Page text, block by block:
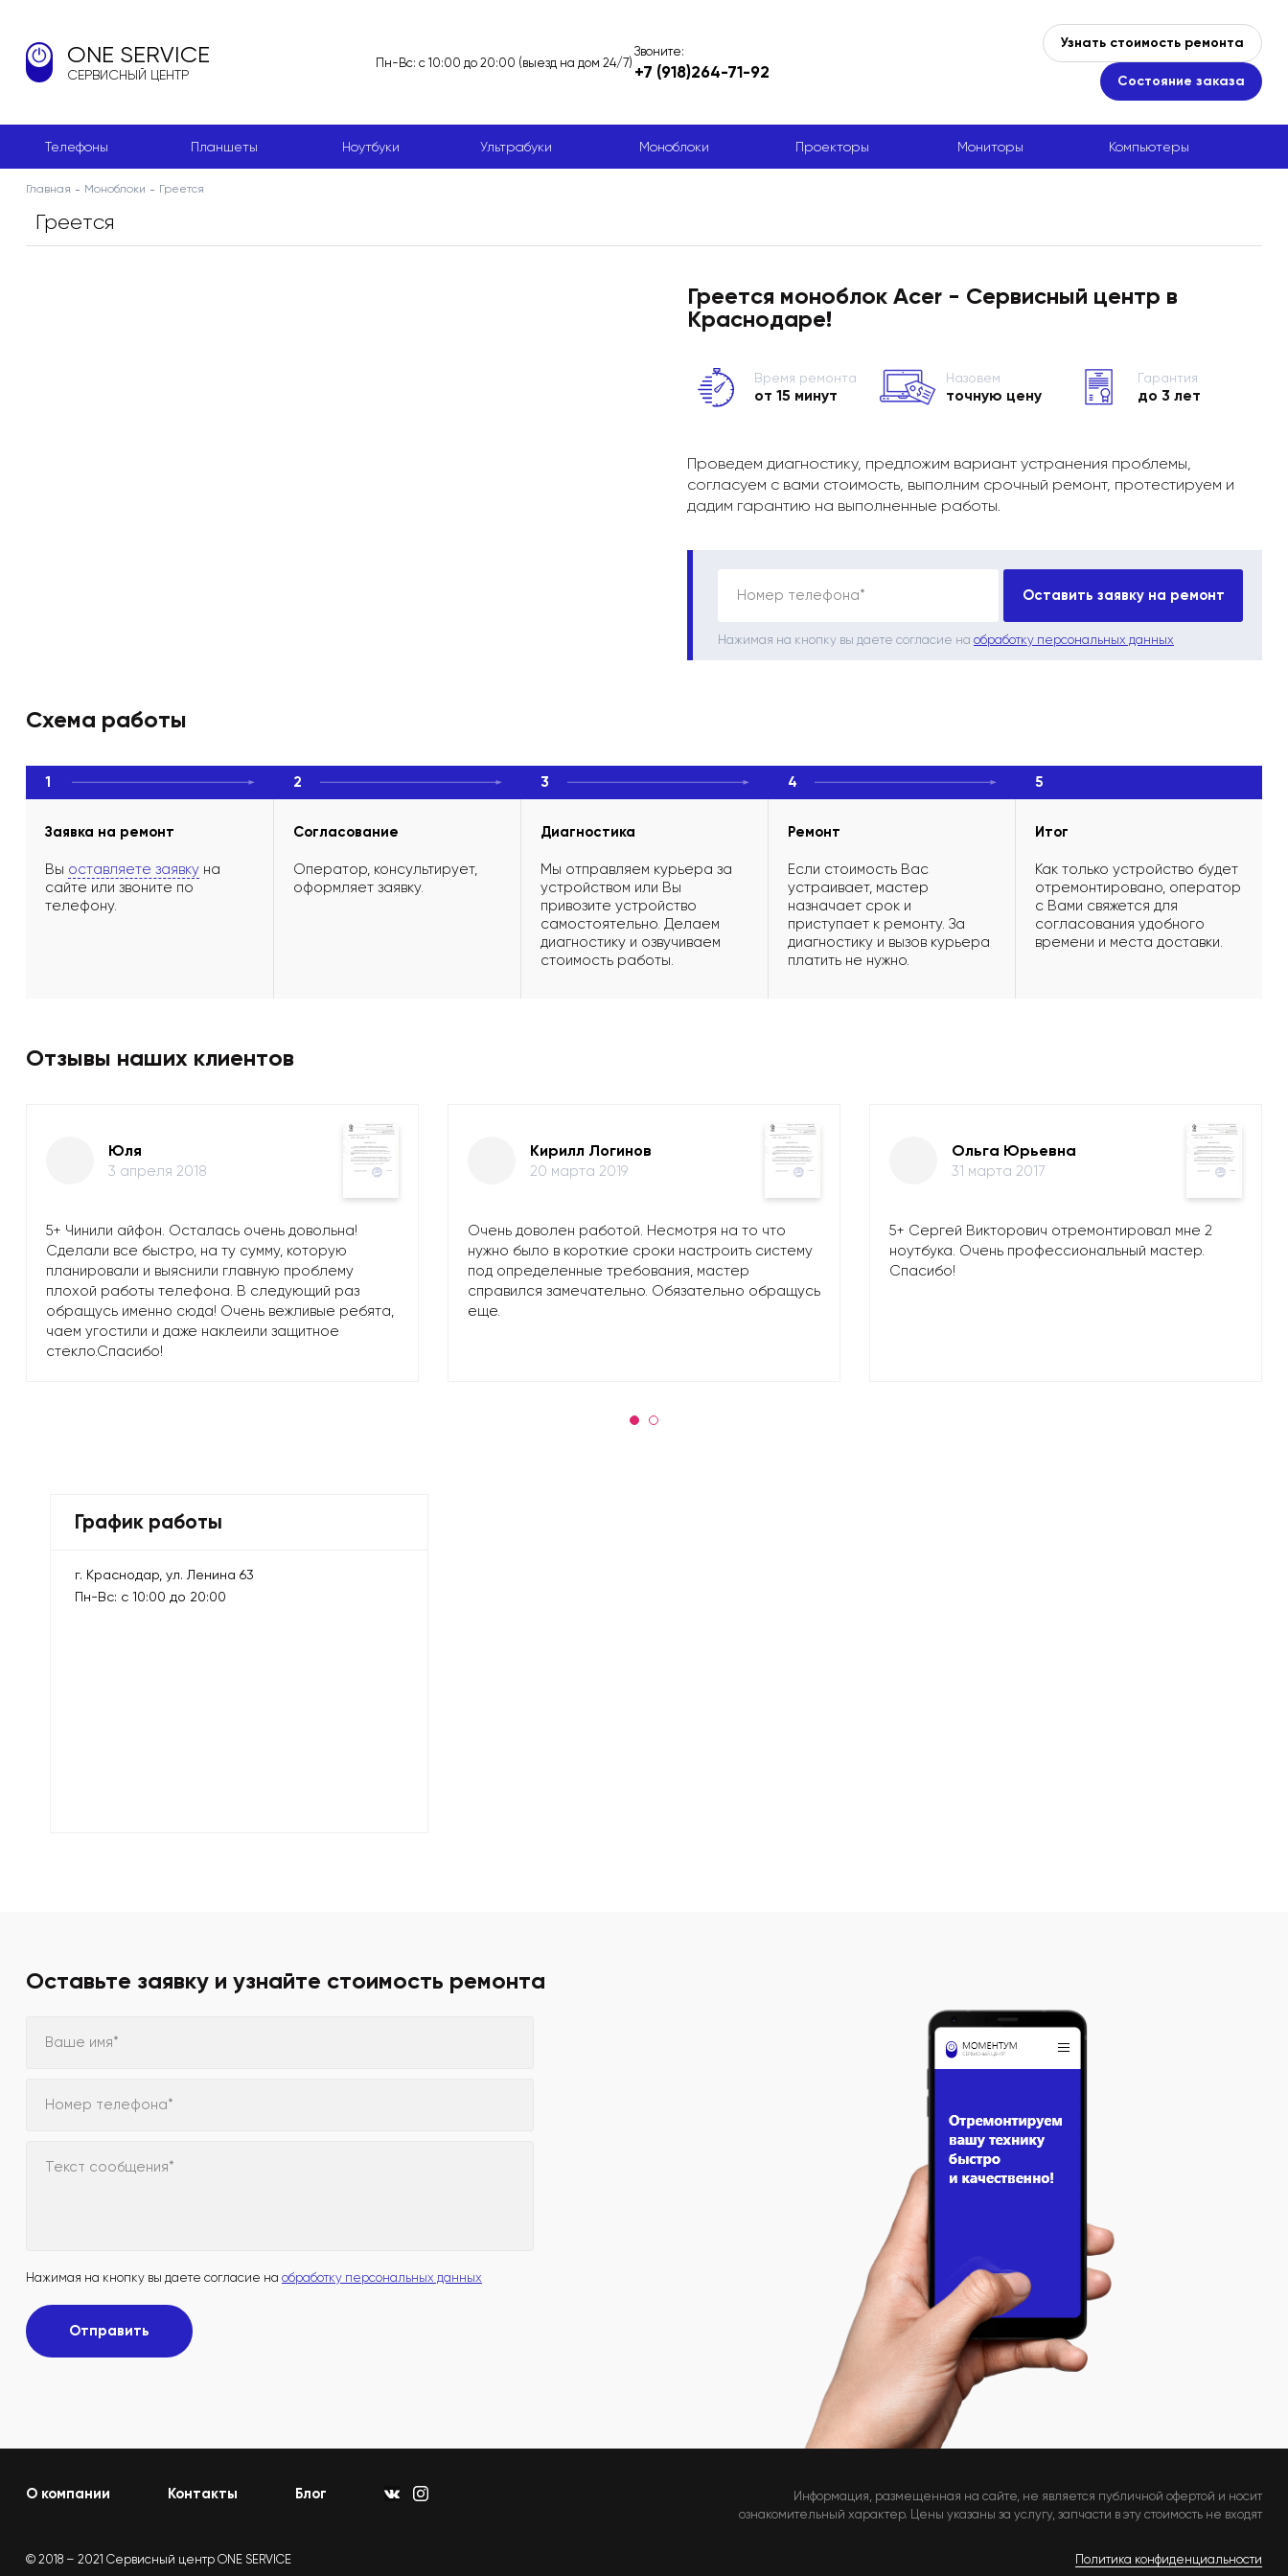
ONE SERVICE
СЕРВИСНЫЙ ЦЕНТР
Пн-Вс: с 10:00 до 20:00 (выезд на дом 24/7)
Звоните:
+7 (918)264-71-92
Узнать стоимость ремонта
Состояние заказа
Телефоны Планшеты Ноутбуки Ультрабуки Моноблоки Проекторы Мониторы Компьютеры
Главная Моноблоки Греется
Греется
Греется моноблок Acer - Сервисный центр в
Краснодаре!
Время ремонта
от 15 минут
Назовем
точную цену
Гарантия
до 3 лет
Проведем диагностику, предложим вариант устранения проблемы,
согласуем с вами стоимость, выполним срочный ремонт, протестируем и
дадим гарантию на выполненные работы.
Номер телефона* Оставить заявку на ремонт
Нажимая на кнопку вы даете согласие на обработку персональных данных
Схема работы
1
Заявка на ремонт
Вы оставляете заявку на
сайте или звоните по
телефону.
2
Согласование
Оператор, консультирует,
оформляет заявку.
3
Диагностика
Мы отправляем курьера за
устройством или Вы
привозите устройство
самостоятельно. Делаем
диагностику и озвучиваем
стоимость работы.
4
Ремонт
Если стоимость Вас
устраивает, мастер
назначает срок и
приступает к ремонту. За
диагностику и вызов курьера
платить не нужно.
5
Итог
Как только устройство будет
отремонтировано, оператор
с Вами свяжется для
согласования удобного
времени и места доставки.
Отзывы наших клиентов
Юля
3 апреля 2018
5+ Чинили айфон. Осталась очень довольна!
Сделали все быстро, на ту сумму, которую
планировали и выяснили главную проблему
плохой работы телефона. В следующий раз
обращусь именно сюда! Очень вежливые ребята,
чаем угостили и даже наклеили защитное
стекло.Спасибо!
Кирилл Логинов
20 марта 2019
Очень доволен работой. Несмотря на то что
нужно было в короткие сроки настроить систему
под определенные требования, мастер
справился замечательно. Обязательно обращусь
еще.
Ольга Юрьевна
31 марта 2017
5+ Сергей Викторович отремонтировал мне 2
ноутбука. Очень профессиональный мастер.
Спасибо!
График работы
г. Краснодар, ул. Ленина 63
Пн-Вс: с 10:00 до 20:00
Оставьте заявку и узнайте стоимость ремонта
Ваше имя*
Номер телефона*
Текст сообщения*
Нажимая на кнопку вы даете согласие на обработку персональных данных
Отправить
О компании Контакты Блог
Информация, размещенная на сайте, не является публичной офертой и носит
ознакомительный характер. Цены указаны за услугу, запчасти в эту стоимость не входят
© 2018 – 2021 Сервисный центр ONE SERVICE Политика конфиденциальности